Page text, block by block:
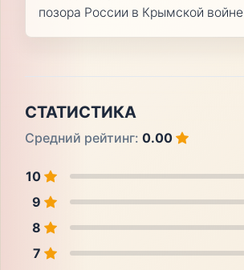
позора России в Крымской войне
СТАТИСТИКА
Средний рейтинг: 0.00
10
9
8
7